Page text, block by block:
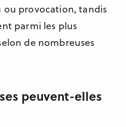
ou provocation, tandis
parmi les plus
de nombreuses
peuvent-elles